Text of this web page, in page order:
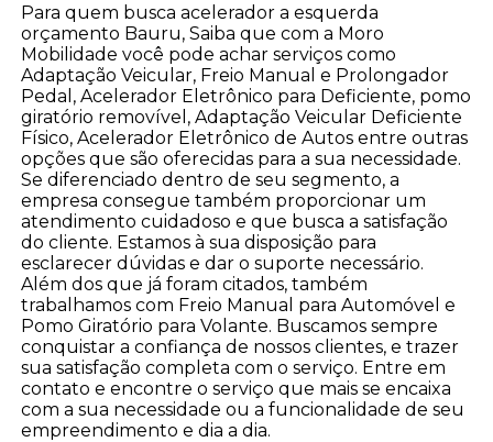
Para quem busca acelerador a esquerda
orçamento Bauru, Saiba que com a Moro
Mobilidade você pode achar serviços como
Adaptação Veicular, Freio Manual e Prolongador
Pedal, Acelerador Eletrônico para Deficiente, pomo
giratório removível, Adaptação Veicular Deficiente
Físico, Acelerador Eletrônico de Autos entre outras
opções que são oferecidas para a sua necessidade.
Se diferenciado dentro de seu segmento, a
empresa consegue também proporcionar um
atendimento cuidadoso e que busca a satisfação
do cliente. Estamos à sua disposição para
esclarecer dúvidas e dar o suporte necessário.
Além dos que já foram citados, também
trabalhamos com Freio Manual para Automóvel e
Pomo Giratório para Volante. Buscamos sempre
conquistar a confiança de nossos clientes, e trazer
sua satisfação completa com o serviço. Entre em
contato e encontre o serviço que mais se encaixa
com a sua necessidade ou a funcionalidade de seu
empreendimento e dia a dia.